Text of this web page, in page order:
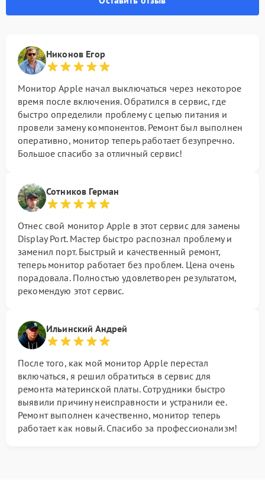
Никонов Егор
Монитор Apple начал выключаться через некоторое
время после включения. Обратился в сервис, где
быстро определили проблему с цепью питания и
провели замену компонентов. Ремонт был выполнен
оперативно, монитор теперь работает безупречно.
Большое спасибо за отличный сервис!
Сотников Герман
Отнес свой монитор Apple в этот сервис для замены
Display Port. Мастер быстро распознал проблему и
заменил порт. Быстрый и качественный ремонт,
теперь монитор работает без проблем. Цена очень
порадовала. Полностью удовлетворен результатом,
рекомендую этот сервис.
Ильинский Андрей
После того, как мой монитор Apple перестал
включаться, я решил обратиться в сервис для
ремонта материнской платы. Сотрудники быстро
выявили причину неисправности и устранили ее.
Ремонт выполнен качественно, монитор теперь
работает как новый. Спасибо за профессионализм!